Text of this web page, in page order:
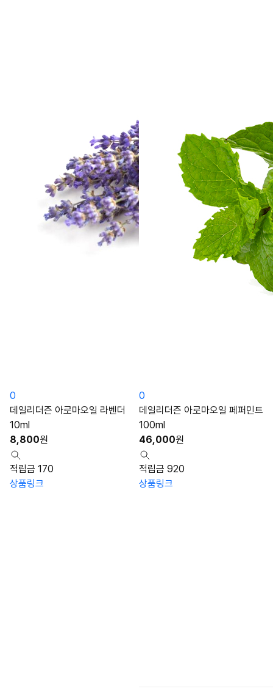
0
데일리더즌 아로마오일 라벤더
10ml
8,800원
적립금 170
상품링크
0
데일리더즌 아로마오일 페퍼민트
100ml
46,000원
적립금 920
상품링크